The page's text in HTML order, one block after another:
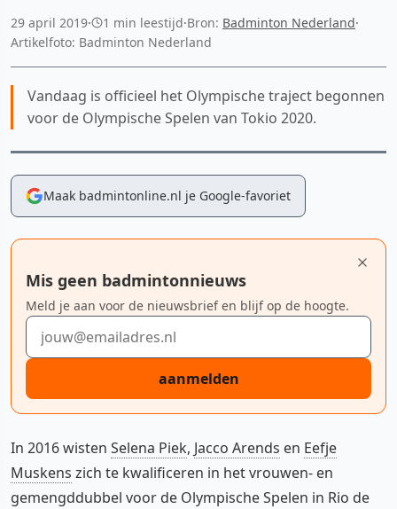
29 april 2019· 1 min leestijd·Bron: Badminton Nederland·
Artikelfoto: Badminton Nederland
Vandaag is officieel het Olympische traject begonnen
voor de Olympische Spelen van Tokio 2020.
Maak badmintonline.nl je Google-favoriet
Mis geen badmintonnieuws
Meld je aan voor de nieuwsbrief en blijf op de hoogte.
E-mailadres
aanmelden
In 2016 wisten Selena Piek, Jacco Arends en Eefje
Muskens zich te kwalificeren in het vrouwen- en
gemengddubbel voor de Olympische Spelen in Rio de